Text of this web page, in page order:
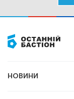
НОВИНИ